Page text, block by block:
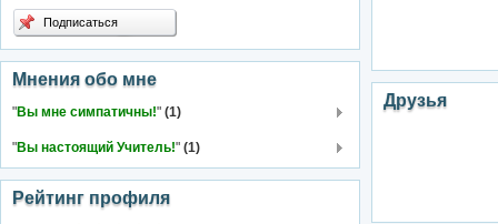
Подписаться
Мнения обо мне
"Вы мне симпатичны!" (1)
"Вы настоящий Учитель!" (1)
Рейтинг профиля
Друзья